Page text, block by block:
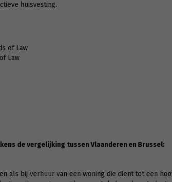
huisvesting.
of Law
Law
de vergelijking tussen Vlaanderen en Brussel:
als bij verhuur van een woning die dient tot een